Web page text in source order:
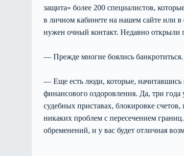
защита» более 200 специалистов,
в личном кабинете на нашем сайте или
нужен очный контакт. Недавно открыли
— Прежде многие боялись банкротиться.
— Еще есть люди, которые, начитавшись
финансового оздоровления. Да, три года
судебных приставах, блокировке
никаких проблем с пересечением
обременений, и у вас будет отличная